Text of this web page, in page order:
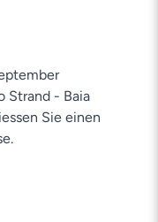
Strand - Baia
Sie einen